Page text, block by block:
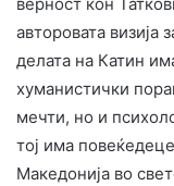
авторовата визија
делата на Катин
хуманистички
мечти, но и
тој има
Македонија во